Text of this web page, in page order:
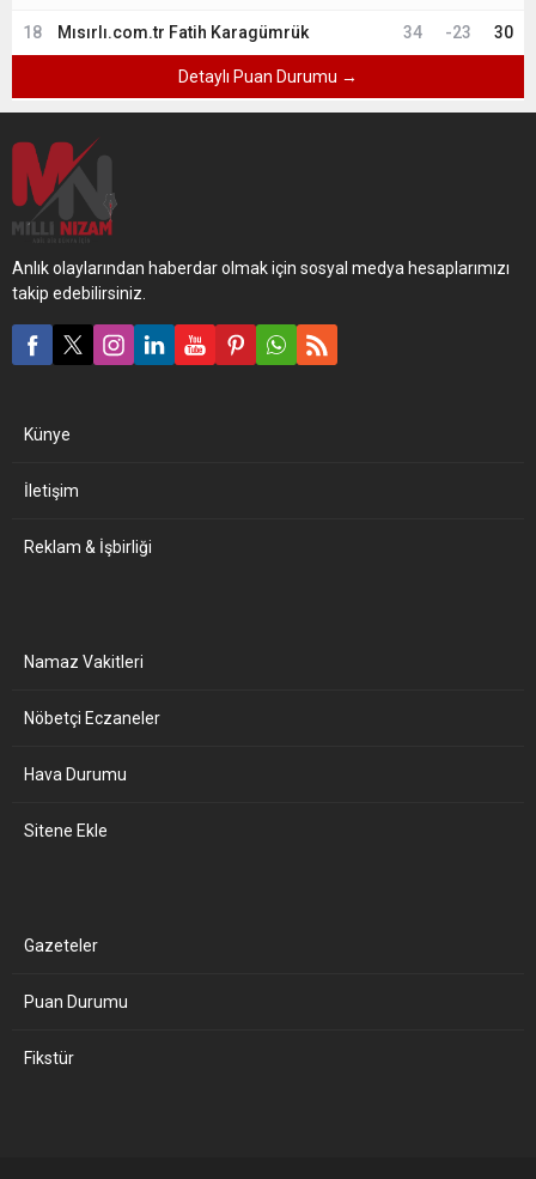
18 Mısırlı.com.tr Fatih Karagümrük 34 -23 30
Detaylı Puan Durumu →
Anlık olaylarından haberdar olmak için sosyal medya hesaplarımızı
takip edebilirsiniz.
Künye
İletişim
Reklam & İşbirliği
Namaz Vakitleri
Nöbetçi Eczaneler
Hava Durumu
Sitene Ekle
Gazeteler
Puan Durumu
Fikstür